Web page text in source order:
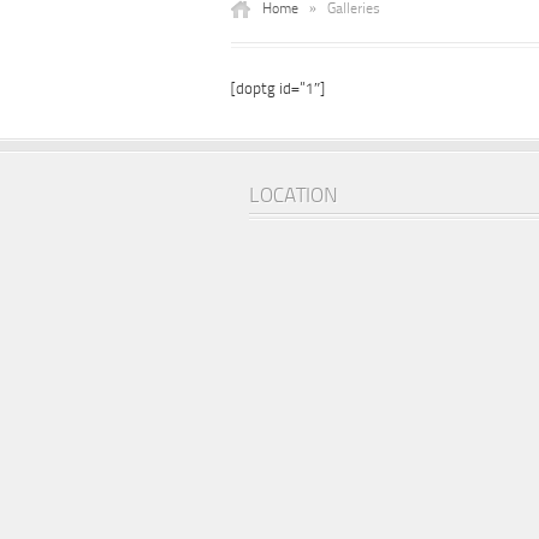
Home » Galleries
[doptg id=”1″]
LOCATION